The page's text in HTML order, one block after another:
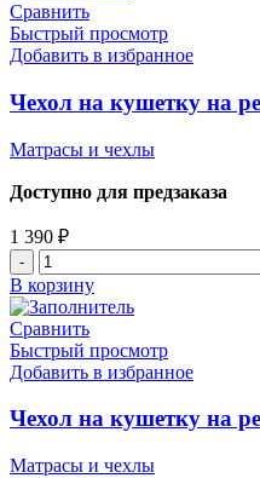
Сравнить
Быстрый просмотр
Добавить в избранное
Чехол на кушетку на
Матрасы и чехлы
Доступно для предзаказа
1 390 ₽
В корзину
Сравнить
Быстрый просмотр
Добавить в избранное
Чехол на кушетку на
Матрасы и чехлы